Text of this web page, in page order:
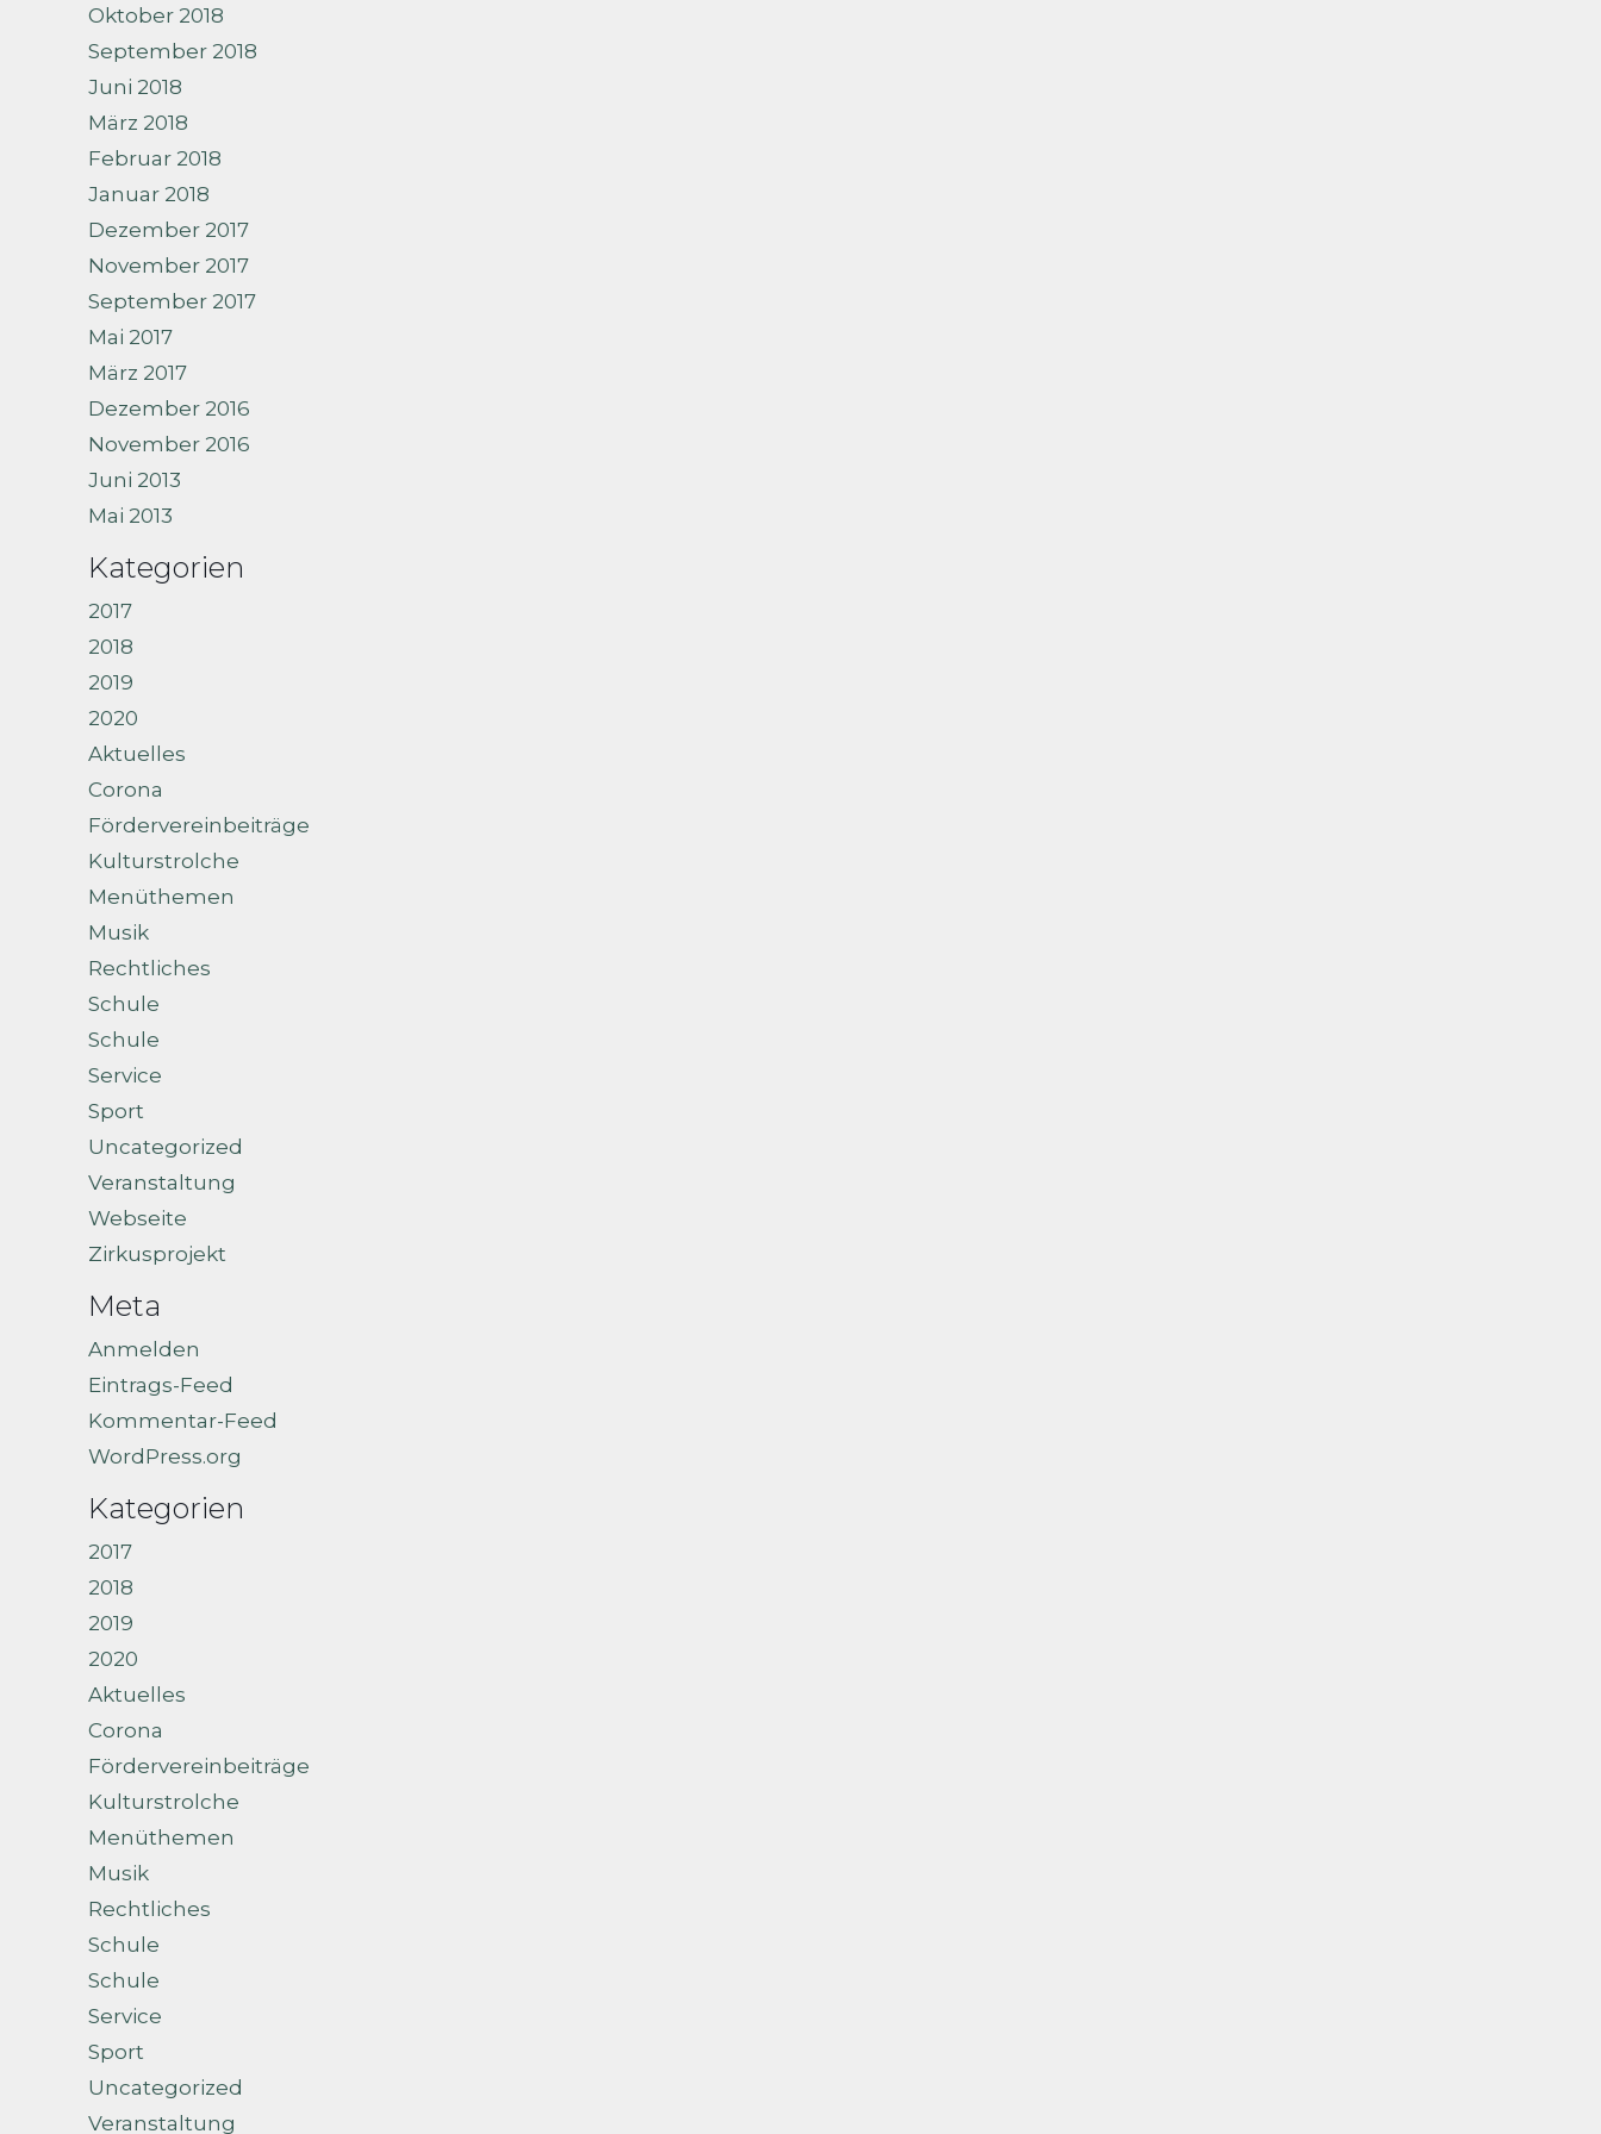
Oktober 2018
September 2018
Juni 2018
März 2018
Februar 2018
Januar 2018
Dezember 2017
November 2017
September 2017
Mai 2017
März 2017
Dezember 2016
November 2016
Juni 2013
Mai 2013
Kategorien
2017
2018
2019
2020
Aktuelles
Corona
Fördervereinbeiträge
Kulturstrolche
Menüthemen
Musik
Rechtliches
Schule
Schule
Service
Sport
Uncategorized
Veranstaltung
Webseite
Zirkusprojekt
Meta
Anmelden
Eintrags-Feed
Kommentar-Feed
WordPress.org
Kategorien
2017
2018
2019
2020
Aktuelles
Corona
Fördervereinbeiträge
Kulturstrolche
Menüthemen
Musik
Rechtliches
Schule
Schule
Service
Sport
Uncategorized
Veranstaltung